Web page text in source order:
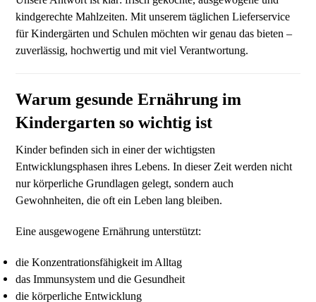
kindgerechte Mahlzeiten. Mit unserem täglichen Lieferservice
für Kindergärten und Schulen möchten wir genau das bieten –
zuverlässig, hochwertig und mit viel Verantwortung.
Warum gesunde Ernährung im
Kindergarten so wichtig ist
Kinder befinden sich in einer der wichtigsten
Entwicklungsphasen ihres Lebens. In dieser Zeit werden nicht
nur körperliche Grundlagen gelegt, sondern auch
Gewohnheiten, die oft ein Leben lang bleiben.
Eine ausgewogene Ernährung unterstützt:
die Konzentrationsfähigkeit im Alltag
das Immunsystem und die Gesundheit
die körperliche Entwicklung